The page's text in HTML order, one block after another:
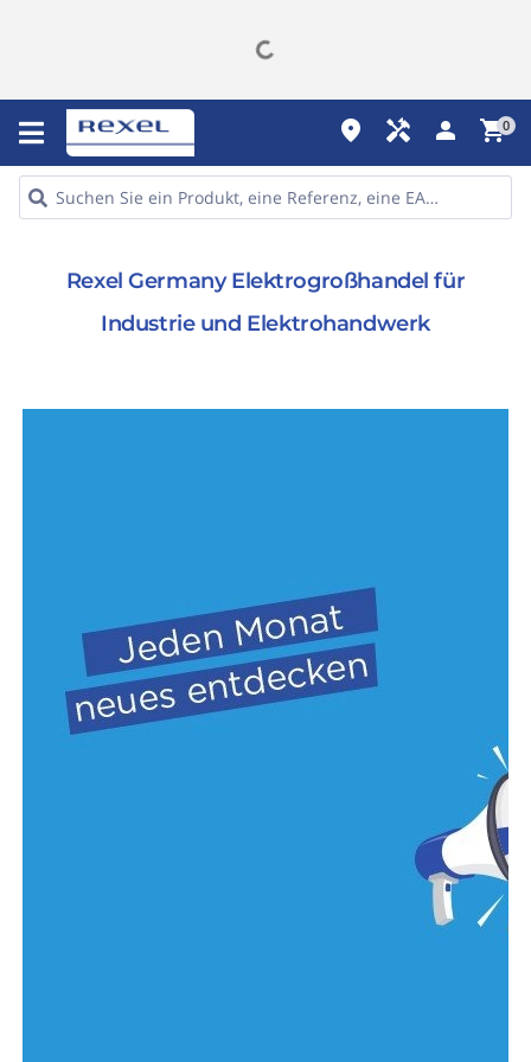
place handyman person shopping_cart0
Rexel Germany Elektrogroßhandel für
Industrie und Elektrohandwerk